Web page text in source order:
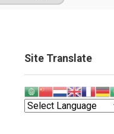
Site Translate